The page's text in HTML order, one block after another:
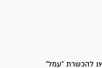
יפה נולדה בתל אביב בשנת 1931. היא התגייסה לפלמ"ח ב-12 בדצמבר 1947 להכשרת "עמל"